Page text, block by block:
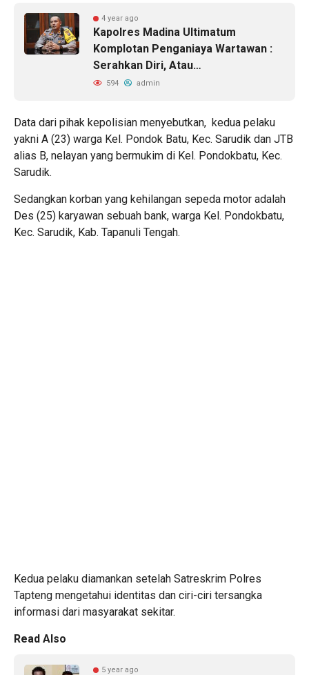
4 year ago
Kapolres Madina Ultimatum
Komplotan Penganiaya Wartawan :
Serahkan Diri, Atau…
594 admin
Data dari pihak kepolisian menyebutkan, kedua pelaku
yakni A (23) warga Kel. Pondok Batu, Kec. Sarudik dan JTB
alias B, nelayan yang bermukim di Kel. Pondokbatu, Kec.
Sarudik.
Sedangkan korban yang kehilangan sepeda motor adalah
Des (25) karyawan sebuah bank, warga Kel. Pondokbatu,
Kec. Sarudik, Kab. Tapanuli Tengah.
Kedua pelaku diamankan setelah Satreskrim Polres
Tapteng mengetahui identitas dan ciri-ciri tersangka
informasi dari masyarakat sekitar.
Read Also
5 year ago